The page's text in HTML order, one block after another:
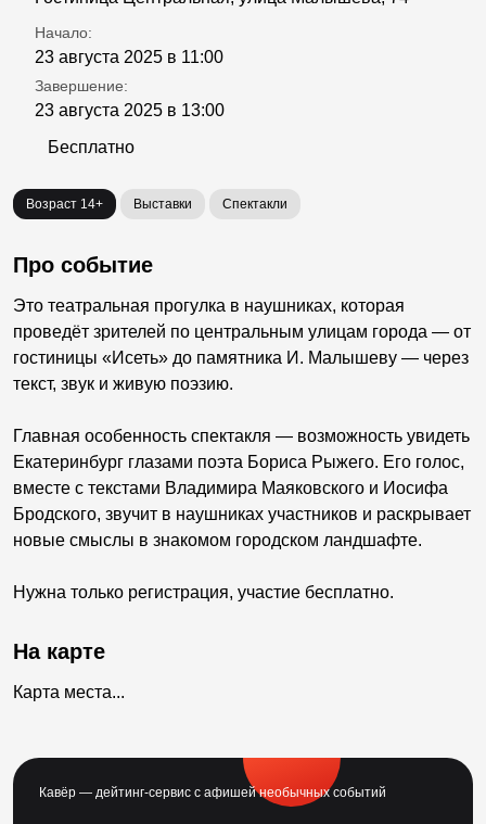
Начало:
23 августа 2025 в 11:00
Завершение:
23 августа 2025 в 13:00
Бесплатно
Возраст 14+ Выставки Спектакли
Про событие
Это театральная прогулка в наушниках, которая
проведёт зрителей по центральным улицам города — от
гостиницы «Исеть» до памятника И. Малышеву — через
текст, звук и живую поэзию.
Главная особенность спектакля — возможность увидеть
Екатеринбург глазами поэта Бориса Рыжего. Его голос,
вместе с текстами Владимира Маяковского и Иосифа
Бродского, звучит в наушниках участников и раскрывает
новые смыслы в знакомом городском ландшафте.
Нужна только регистрация, участие бесплатно.
На карте
Карта места...
Кавёр — дейтинг-сервис с афишей необычных событий